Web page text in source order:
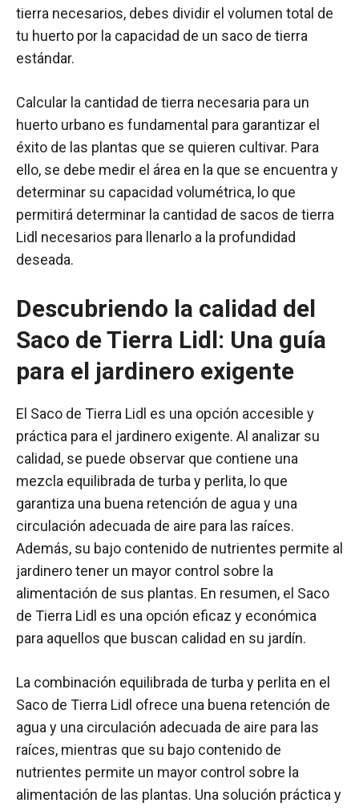
tierra necesarios, debes dividir el volumen total de
tu huerto por la capacidad de un saco de tierra
estándar.
Calcular la cantidad de tierra necesaria para un
huerto urbano es fundamental para garantizar el
éxito de las plantas que se quieren cultivar. Para
ello, se debe medir el área en la que se encuentra y
determinar su capacidad volumétrica, lo que
permitirá determinar la cantidad de sacos de tierra
Lidl necesarios para llenarlo a la profundidad
deseada.
Descubriendo la calidad del
Saco de Tierra Lidl: Una guía
para el jardinero exigente
El Saco de Tierra Lidl es una opción accesible y
práctica para el jardinero exigente. Al analizar su
calidad, se puede observar que contiene una
mezcla equilibrada de turba y perlita, lo que
garantiza una buena retención de agua y una
circulación adecuada de aire para las raíces.
Además, su bajo contenido de nutrientes permite al
jardinero tener un mayor control sobre la
alimentación de sus plantas. En resumen, el Saco
de Tierra Lidl es una opción eficaz y económica
para aquellos que buscan calidad en su jardín.
La combinación equilibrada de turba y perlita en el
Saco de Tierra Lidl ofrece una buena retención de
agua y una circulación adecuada de aire para las
raíces, mientras que su bajo contenido de
nutrientes permite un mayor control sobre la
alimentación de las plantas. Una solución práctica y